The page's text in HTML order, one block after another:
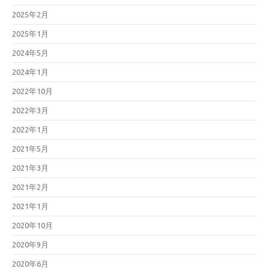
2025年2月
2025年1月
2024年5月
2024年1月
2022年10月
2022年3月
2022年1月
2021年5月
2021年3月
2021年2月
2021年1月
2020年10月
2020年9月
2020年6月